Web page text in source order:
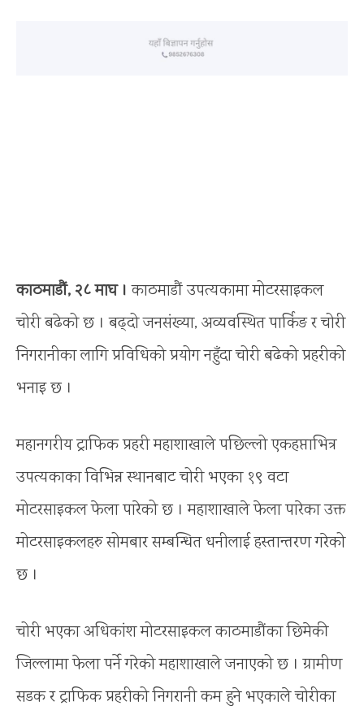
काठमाडौं, २८ माघ । काठमाडौं उपत्यकामा मोटरसाइकल
चोरी बढेको छ । बढ्दो जनसंख्या, अव्यवस्थित पार्किङ र चोरी
निगरानीका लागि प्रविधिको प्रयोग नहुँदा चोरी बढेको प्रहरीको
भनाइ छ ।
महानगरीय ट्राफिक प्रहरी महाशाखाले पछिल्लो एकहप्ताभित्र
उपत्यकाका विभिन्न स्थानबाट चोरी भएका १९ वटा
मोटरसाइकल फेला पारेको छ । महाशाखाले फेला पारेका उक्त
मोटरसाइकलहरु सोमबार सम्बन्धित धनीलाई हस्तान्तरण गरेको
छ ।
चोरी भएका अधिकांश मोटरसाइकल काठमाडौंका छिमेकी
जिल्लामा फेला पर्ने गरेको महाशाखाले जनाएको छ । ग्रामीण
सडक र ट्राफिक प्रहरीको निगरानी कम हुने भएकाले चोरीका